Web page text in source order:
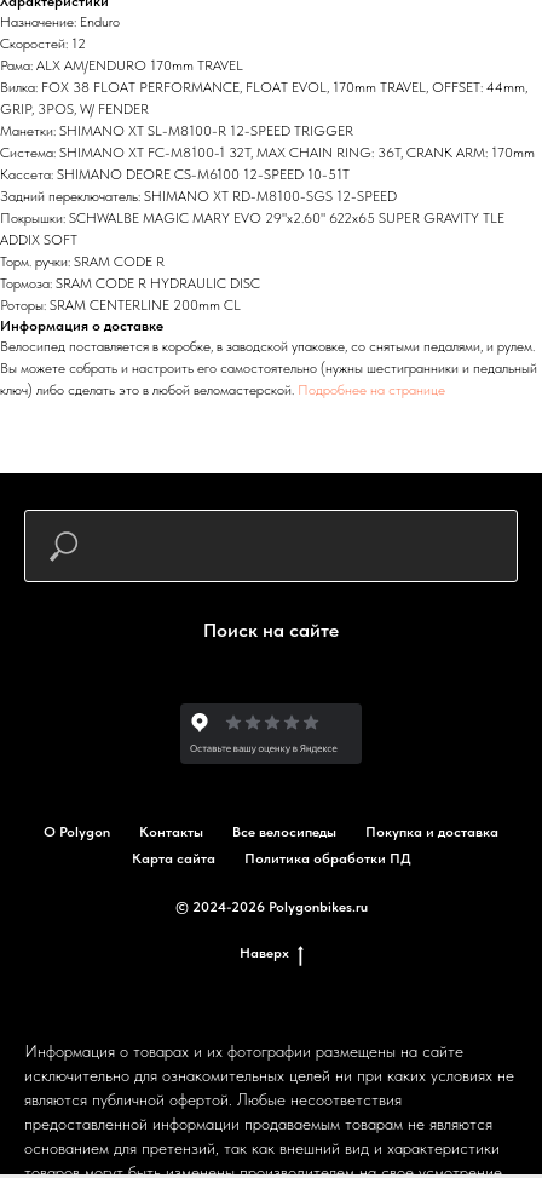
Назначение: Enduro
Скоростей: 12
Рама: ALX AM/ENDURO 170mm TRAVEL
Вилка: FOX 38 FLOAT PERFORMANCE, FLOAT EVOL, 170mm TRAVEL, OFFSET: 44mm,
GRIP, 3POS, W/ FENDER
Манетки: SHIMANO XT SL-M8100-R 12-SPEED TRIGGER
Система: SHIMANO XT FC-M8100-1 32T, MAX CHAIN RING: 36T, CRANK ARM: 170mm
Кассета: SHIMANO DEORE CS-M6100 12-SPEED 10-51T
Задний переключатель: SHIMANO XT RD-M8100-SGS 12-SPEED
Покрышки: SCHWALBE MAGIC MARY EVO 29"x2.60" 622x65 SUPER GRAVITY TLE
ADDIX SOFT
Торм. ручки: SRAM CODE R
Тормоза: SRAM CODE R HYDRAULIC DISC
Роторы: SRAM CENTERLINE 200mm CL
Информация о доставке
Велосипед поставляется в коробке, в заводской упаковке, со снятыми педалями, и рулем.
Вы можете собрать и настроить его самостоятельно (нужны шестигранники и педальный
ключ) либо сделать это в любой веломастерской. Подробнее на странице
Поиск на сайте
О Polygon Контакты Все велосипеды
Покупка и доставка
Карта сайта
Политика обработки ПД
© 2024-2026 Polygonbikes.ru
Наверх
Информация о товарах и их фотографии размещены на сайте
исключительно для ознакомительных целей ни при каких условиях не
являются публичной офертой. Любые несоответствия
предоставленной информации продаваемым товарам не являются
основанием для претензий, так как внешний вид и характеристики
товаров могут быть изменены производителем на свое усмотрение.